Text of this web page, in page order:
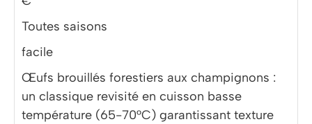
Toutes saisons
facile
Œufs brouillés forestiers aux champignons :
un classique revisité en cuisson basse
température (65-70°C) garantissant texture